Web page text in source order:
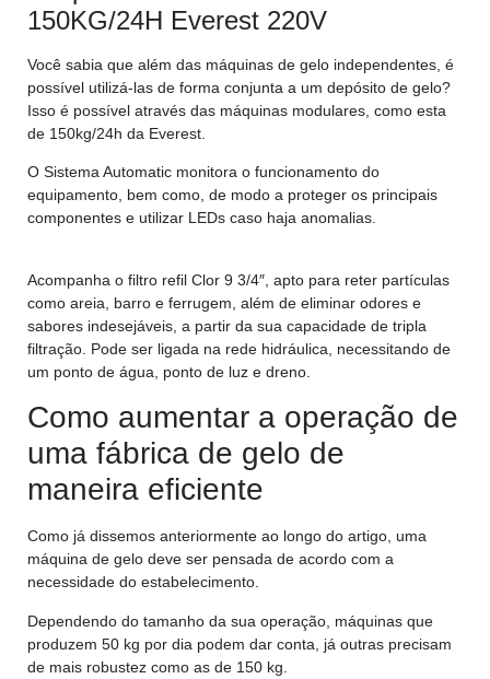
150KG/24H Everest 220V
Você sabia que além das máquinas de gelo independentes, é
possível utilizá-las de forma conjunta a um depósito de gelo?
Isso é possível através das máquinas modulares, como esta
de 150kg/24h da Everest.
O Sistema Automatic monitora o funcionamento do
equipamento, bem como, de modo a proteger os principais
componentes e utilizar LEDs caso haja anomalias.
Acompanha o filtro refil Clor 9 3/4″, apto para reter partículas
como areia, barro e ferrugem, além de eliminar odores e
sabores indesejáveis, a partir da sua capacidade de tripla
filtração. Pode ser ligada na rede hidráulica, necessitando de
um ponto de água, ponto de luz e dreno.
Como aumentar a operação de
uma fábrica de gelo de
maneira eficiente
Como já dissemos anteriormente ao longo do artigo, uma
máquina de gelo deve ser pensada de acordo com a
necessidade do estabelecimento.
Dependendo do tamanho da sua operação, máquinas que
produzem 50 kg por dia podem dar conta, já outras precisam
de mais robustez como as de 150 kg.